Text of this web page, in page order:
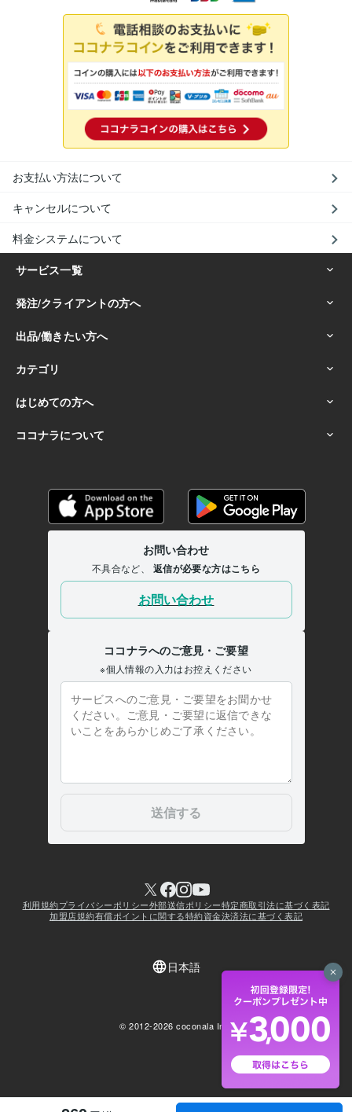
お支払い方法について
キャンセルについて
料金システムについて